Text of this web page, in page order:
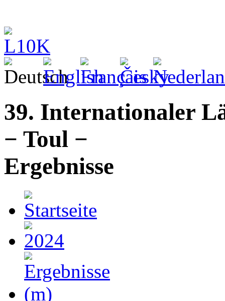
39. Internationaler
− Toul −
Ergebnisse